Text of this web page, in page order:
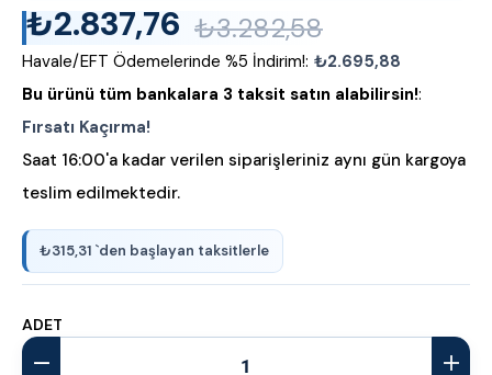
₺3.282,58
₺2.837,76
Havale/EFT Ödemelerinde %5 İndirim!: ₺2.695,88
Bu ürünü tüm bankalara 3 taksit satın alabilirsin!:
Fırsatı Kaçırma!
Saat 16:00'a kadar verilen siparişleriniz aynı gün kargoya
teslim edilmektedir.
₺315,31 `den başlayan taksitlerle
ADET